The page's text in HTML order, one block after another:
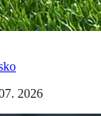
2026